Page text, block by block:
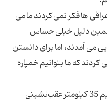
ها فکر نمى ‏کردند ما مى
دلیل خیلى حساس
مى ‏آمدند، اما براى دانستن
که ما بتوانیم خمپاره‏
بعد از اینکه عراقى ‏ها را مجبور کردیم 35 کیلومتر عقب‌‏نشینى